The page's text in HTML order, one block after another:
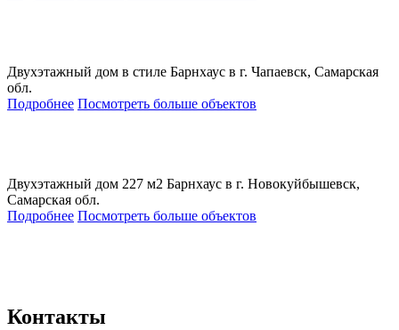
Двухэтажный дом в стиле Барнхаус в г. Чапаевск, Самарская
обл.
Подробнее Посмотреть больше объектов
Двухэтажный дом 227 м2 Барнхаус в г. Новокуйбышевск,
Самарская обл.
Подробнее Посмотреть больше объектов
Контакты